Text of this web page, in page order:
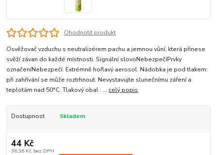
Ohodnotit produkt
Osvěžovač vzduchu s neutralizérem pachu a jemnou vůní, která přinese
svěží závan do každé místnosti. Signální slovoNebezpečíPrvky
označeníNebezpečí. Extrémně hořlavý aerosol. Nádobka je pod tlakem:
při zahřívání se může roztrhnout. Nevystavujte slunečnímu záření a
teplotám nad 50°C. Tlakový obal : ... celý popis
Dostupnost Skladem
44 Kč
36,36 Kč bez DPH